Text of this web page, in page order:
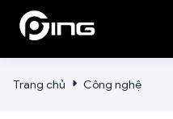
Trang chủ Công nghệ